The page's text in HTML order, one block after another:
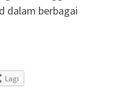
dalam berbagai
Lagi